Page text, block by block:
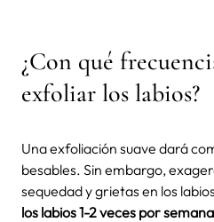
¿Con qué
exfoliar los labios?
Una exfoliación suave dará
besables. Sin embargo,
sequedad y grietas en los
los labios 1-2 veces por